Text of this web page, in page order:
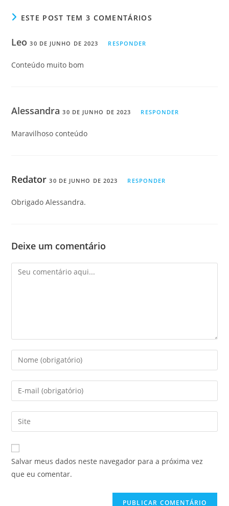
ESTE POST TEM 3 COMENTÁRIOS
Leo30 DE JUNHO DE 2023 RESPONDER
Conteúdo muito bom
Alessandra30 DE JUNHO DE 2023 RESPONDER
Maravilhoso conteúdo
Redator 30 DE JUNHO DE 2023 RESPONDER
Obrigado Alessandra.
Deixe um comentário
Comentário
Digite
seu
nome
ou
de
usuário
para
comentar
Digite
seu
endereço
de
mail
para
comentar
Digite
o
URL
do
site
Salvar meus dados neste navegador para a próxima vez
que eu comentar.